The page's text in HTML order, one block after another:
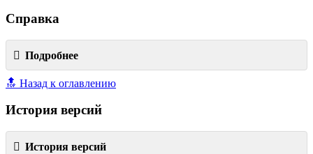
Справка
Подробнее
🔝 Назад к оглавлению
История версий
История версий